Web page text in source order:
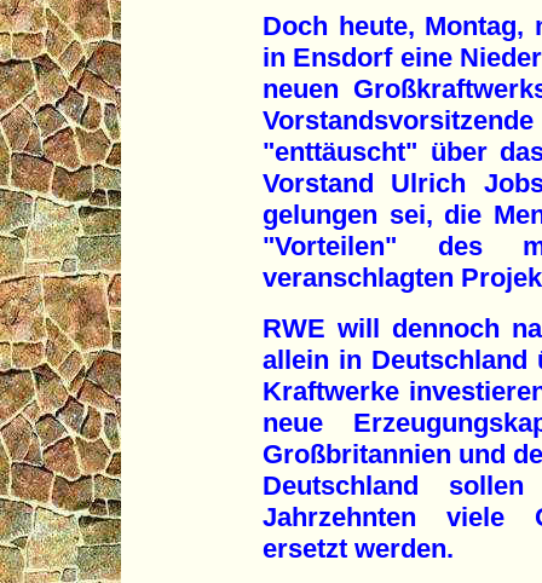
Doch heute, Montag,
in Ensdorf eine
neuen
"enttäuscht" über
Vorstand Ulrich
gelungen sei, die
"Vorteilen" des
veranschlagten
RWE will dennoch
allein in Deutschland
Kraftwerke
neue
Großbritannien und
Deutschland
Jahrzehnten viele
ersetzt werden.